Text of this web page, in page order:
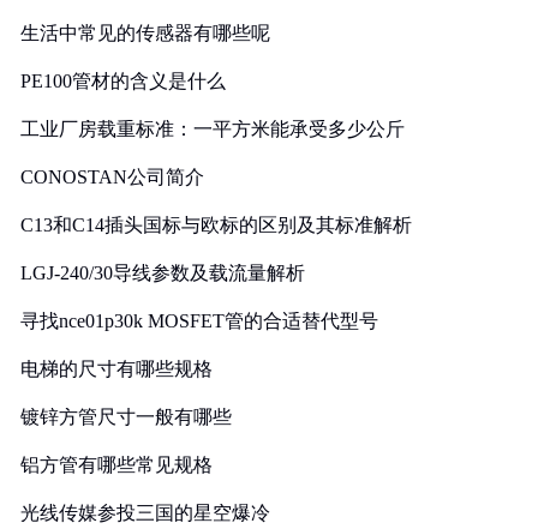
生活中常见的传感器有哪些呢
PE100管材的含义是什么
工业厂房载重标准：一平方米能承受多少公斤
CONOSTAN公司简介
C13和C14插头国标与欧标的区别及其标准解析
LGJ-240/30导线参数及载流量解析
寻找nce01p30k MOSFET管的合适替代型号
电梯的尺寸有哪些规格
镀锌方管尺寸一般有哪些
铝方管有哪些常见规格
光线传媒参投三国的星空爆冷